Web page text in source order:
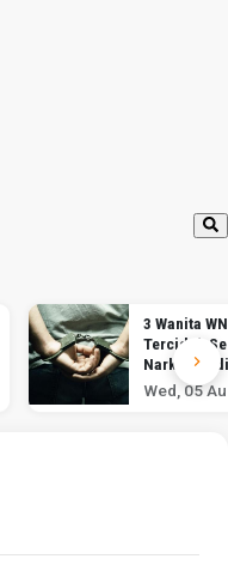
3 Wanita
Terciduk
Narkotika
Soekarno-
Wed, 05